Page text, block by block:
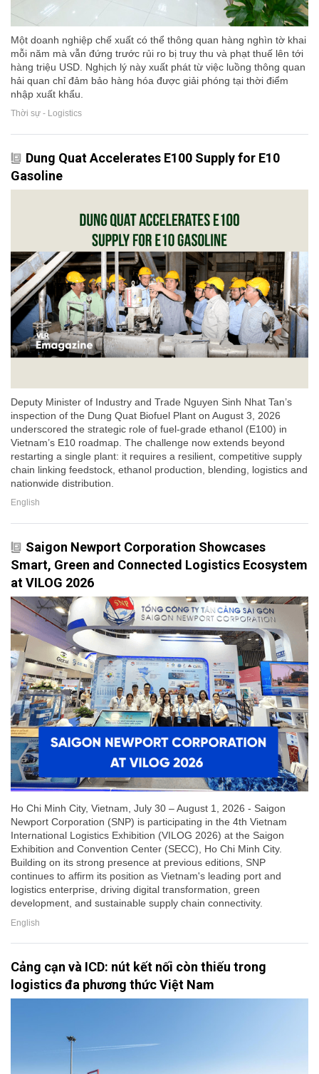
Một doanh nghiệp chế xuất có thể thông quan hàng nghìn tờ khai
mỗi năm mà vẫn đứng trước rủi ro bị truy thu và phạt thuế lên tới
hàng triệu USD. Nghịch lý này xuất phát từ việc luồng thông quan
hải quan chỉ đảm bảo hàng hóa được giải phóng tại thời điểm
nhập xuất khẩu.
Thời sự - Logistics
Dung Quat Accelerates E100 Supply for E10
Gasoline
Deputy Minister of Industry and Trade Nguyen Sinh Nhat Tan’s
inspection of the Dung Quat Biofuel Plant on August 3, 2026
underscored the strategic role of fuel-grade ethanol (E100) in
Vietnam’s E10 roadmap. The challenge now extends beyond
restarting a single plant: it requires a resilient, competitive supply
chain linking feedstock, ethanol production, blending, logistics and
nationwide distribution.
English
Saigon Newport Corporation Showcases
Smart, Green and Connected Logistics Ecosystem
at VILOG 2026
Ho Chi Minh City, Vietnam, July 30 – August 1, 2026 - Saigon
Newport Corporation (SNP) is participating in the 4th Vietnam
International Logistics Exhibition (VILOG 2026) at the Saigon
Exhibition and Convention Center (SECC), Ho Chi Minh City.
Building on its strong presence at previous editions, SNP
continues to affirm its position as Vietnam's leading port and
logistics enterprise, driving digital transformation, green
development, and sustainable supply chain connectivity.
English
Cảng cạn và ICD: nút kết nối còn thiếu trong
logistics đa phương thức Việt Nam